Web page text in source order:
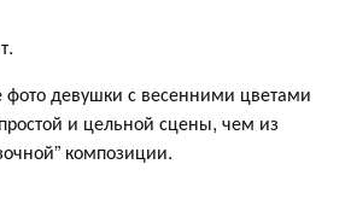
фото девушки с весенними цветами
и цельной сцены, чем из
композиции.